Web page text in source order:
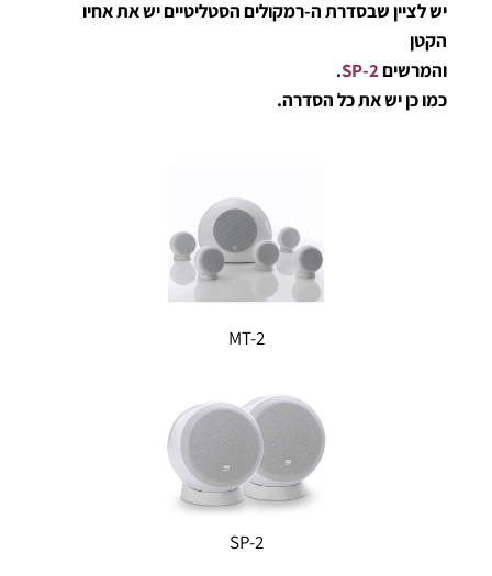
יש לציין שבסדרת ה-רמקולים הסטליטיים יש את אחיו
הקטן
והמרשיםSP-2
.
כמו כן יש את כל הסדרה.
MT-2
SP-2